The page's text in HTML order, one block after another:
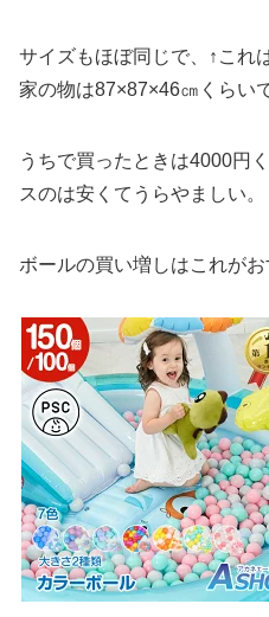
サイズもほぼ同じで、↑これ
家の物は87×87×46㎝くらい
うちで買ったときは4000円
スのは安くてうらやましい。
ボールの買い増しはこれがお